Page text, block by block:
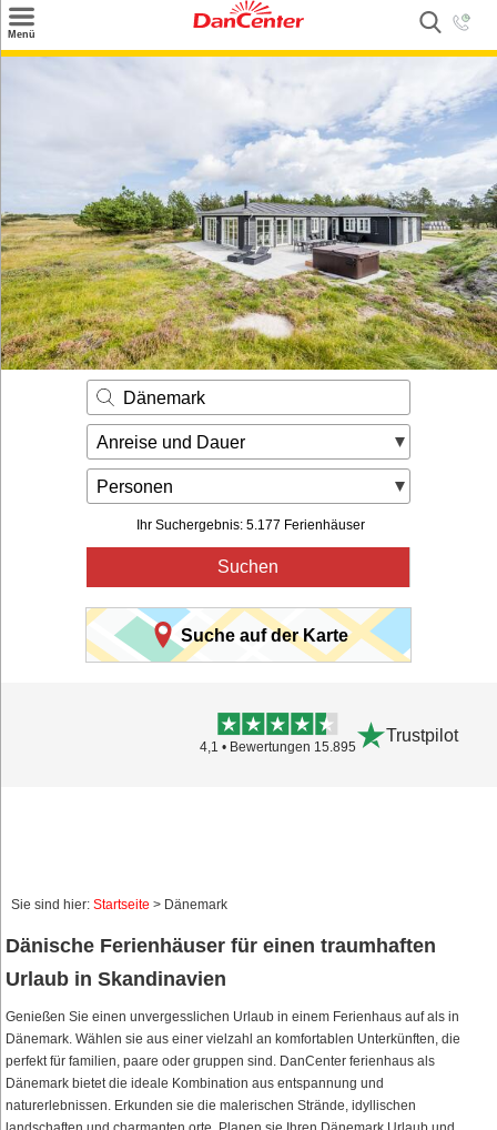
Menü
Angebote
Inspiration
Kontakt
Gut zu wissen
Login
Dänemark
Anreise und Dauer
Personen
Ihr Suchergebnis: 5.177 Ferienhäuser
Suchen
Suche auf der Karte
4,1 • Bewertungen 15.895
Trustpilot
Sie sind hier: Startseite > Dänemark
Dänische Ferienhäuser für einen traumhaften
Urlaub in Skandinavien
Genießen Sie einen unvergesslichen Urlaub in einem Ferienhaus auf als in
Dänemark. Wählen sie aus einer vielzahl an komfortablen Unterkünften, die
perfekt für familien, paare oder gruppen sind. DanCenter ferienhaus als
Dänemark bietet die ideale Kombination aus entspannung und
naturerlebnissen. Erkunden sie die malerischen Strände, idyllischen